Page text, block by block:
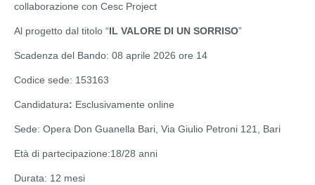
collaborazione con Cesc Project
Al progetto dal titolo “IL VALORE DI UN SORRISO”
Scadenza del Bando: 08 aprile 2026 ore 14
Codice sede: 153163
Candidatura: Esclusivamente online
Sede: Opera Don Guanella Bari Via Giulio Petroni 121, Bari
Età di partecipazione:18/28 anni
Durata: 12 mesi